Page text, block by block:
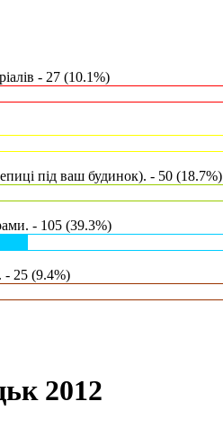
- 27 (10.1%)
під ваш будинок). - 50 (18.7%)
- 105 (39.3%)
- 25 (9.4%)
2012